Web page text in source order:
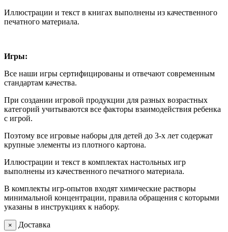
Иллюстрации и текст в книгах выполнены из качественного
печатного материала.
Игры:
Все наши игры сертифицированы и отвечают современным
стандартам качества.
При создании игровой продукции для разных возрастных
категорий учитываются все факторы взаимодействия ребенка
с игрой.
Поэтому все игровые наборы для детей до 3-х лет содержат
крупные элементы из плотного картона.
Иллюстрации и текст в комплектах настольных игр
выполнены из качественного печатного материала.
В комплекты игр-опытов входят химические растворы
минимальной концентрации, правила обращения с которыми
указаны в инструкциях к набору.
× Доставка